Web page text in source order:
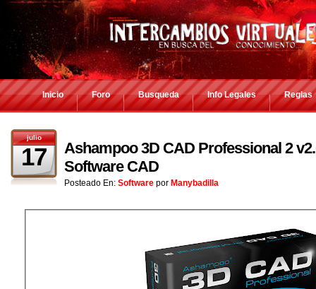
Inicio Foro Busqueda Info Legales Reglas
julio
17
Ashampoo 3D CAD Professional 2
Software CAD
Posteado En: Software por Manybadilla